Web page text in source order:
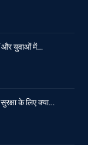
और युवाओं में…
के लिए क्या…